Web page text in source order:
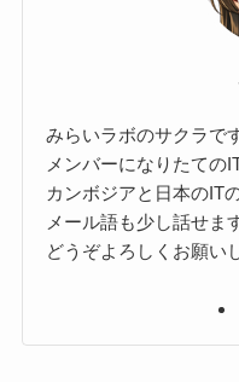
みらいラボのサクラで
メンバーになりたての
カンボジアと日本のIT
メール語も少し話せ
どうぞよろしくお願い